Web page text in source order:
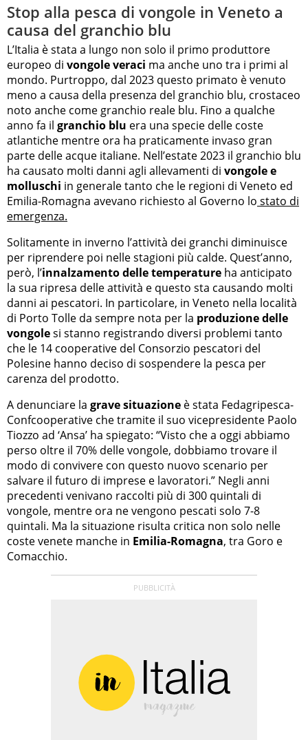
Stop alla pesca di vongole in Veneto a
causa del granchio blu
L’Italia è stata a lungo non solo il primo produttore
europeo di vongole veraci ma anche uno tra i primi al
mondo. Purtroppo, dal 2023 questo primato è venuto
meno a causa della presenza del granchio blu, crostaceo
noto anche come granchio reale blu. Fino a qualche
anno fa il granchio blu era una specie delle coste
atlantiche mentre ora ha praticamente invaso gran
parte delle acque italiane. Nell’estate 2023 il granchio blu
ha causato molti danni agli allevamenti di vongole e
molluschi in generale tanto che le regioni di Veneto ed
Emilia-Romagna avevano richiesto al Governo lo stato di
emergenza.
Solitamente in inverno l’attività dei granchi diminuisce
per riprendere poi nelle stagioni più calde. Quest’anno,
però, l’innalzamento delle temperature ha anticipato
la sua ripresa delle attività e questo sta causando molti
danni ai pescatori. In particolare, in Veneto nella località
di Porto Tolle da sempre nota per la produzione delle
vongolesi stanno registrando diversi problemi tanto
che le 14 cooperative del Consorzio pescatori del
Polesine hanno deciso di sospendere la pesca per
carenza del prodotto.
A denunciare la grave situazione è stata Fedagripesca-
Confcooperative che tramite il suo vicepresidente Paolo
Tiozzo ad ‘Ansa’ ha spiegato: “Visto che a oggi abbiamo
perso oltre il 70% delle vongole, dobbiamo trovare il
modo di convivere con questo nuovo scenario per
salvare il futuro di imprese e lavoratori.” Negli anni
precedenti venivano raccolti più di 300 quintali di
vongole, mentre ora ne vengono pescati solo 7-8
quintali. Ma la situazione risulta critica non solo nelle
coste venete manche in Emilia-Romagna, tra Goro e
Comacchio.